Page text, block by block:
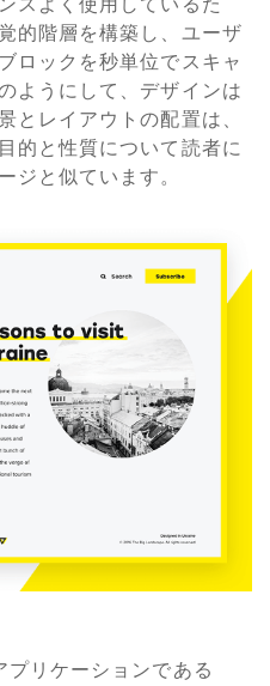
スよく使用しているた
的階層を構築し、ユーザ
ロックを秒単位でスキャ
ようにして、デザインは
とレイアウトの配置は、
的と性質について読者に
ジと似ています。
プリケーションである